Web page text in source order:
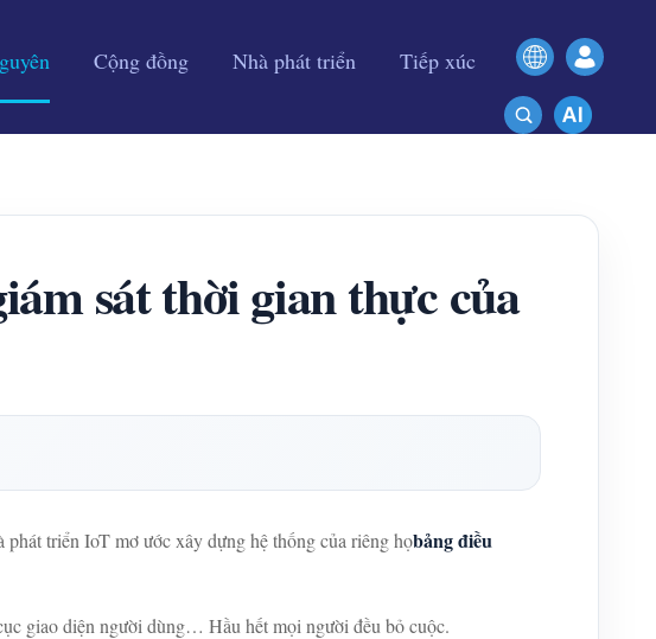
Cộng đồng Nhà phát triển Tiếp xúc
sát thời gian thực của
triển IoT mơ ước xây dựng hệ thống của riêng họbảng điều
giao diện người dùng… Hầu hết mọi người đều bỏ cuộc.